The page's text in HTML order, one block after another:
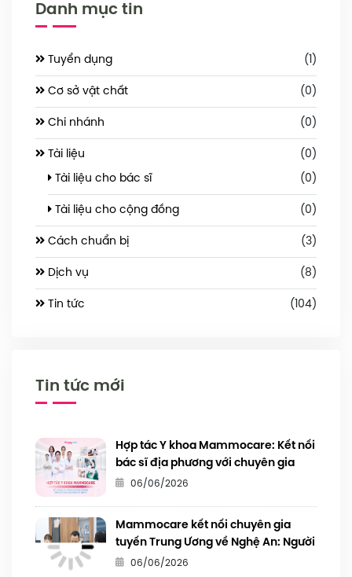
Danh mục tin
Tuyển dụng (1)
Cơ sở vật chất (0)
Chi nhánh (0)
Tài liệu (0)
Tài liệu cho bác sĩ (0)
Tài liệu cho cộng đồng (0)
Cách chuẩn bị (3)
Dịch vụ (8)
Tin tức (104)
Tin tức mới
Hợp tác Y khoa Mammocare: Kết nối
bác sĩ địa phương với chuyên gia
tuyến Trung ương
06/06/2026
Mammocare kết nối chuyên gia
tuyến Trung Ương về Nghệ An: Người
dân Nghệ An được khám chất lượng
06/06/2026